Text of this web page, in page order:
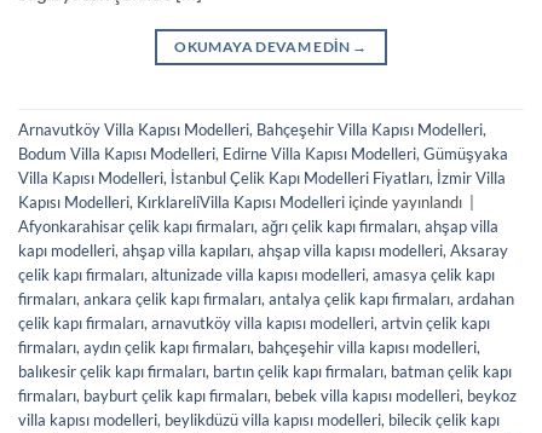
OKUMAYA DEVAM EDIN →
Arnavutköy Villa Kapısı Modelleri, Bahçeşehir Villa Kapısı Modelleri,
Bodum Villa Kapısı Modelleri, Edirne Villa Kapısı Modelleri,Gümüşyaka
Villa Kapısı Modelleri, İstanbul Çelik Kapı Modelleri Fiyatları, İzmir Villa
Kapısı Modelleri, KırklareliVilla Kapısı Modelleri içinde yayınlandı
Afyonkarahisar çelik kapı firmaları,ağrı çelik kapı firmaları,ahşap villa
kapı modelleri,ahşap villa kapıları,ahşap villa kapısı modelleri,Aksaray
çelik kapı firmaları,altunizade villa kapısı modelleri,amasya çelik kapı
firmaları,ankara çelik kapı firmaları,antalya çelik kapı firmaları,ardahan
çelik kapı firmaları,arnavutköy villa kapısı modelleri,artvin çelik kapı
firmaları,aydın çelik kapı firmaları, bahçeşehir villa kapısı modelleri,
balıkesir çelik kapı firmaları, bartın çelik kapı firmaları, batman çelik kapı
firmaları, bayburt çelik kapı firmaları, bebek villa kapısı modelleri, beykoz
villa kapısı modelleri, beylikdüzü villa kapısı modelleri, bilecik çelik kapı